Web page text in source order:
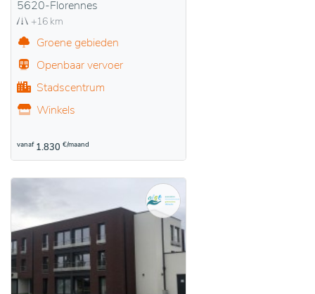
5620-Florennes
+16 km
Groene gebieden
Openbaar vervoer
Stadscentrum
Winkels
vanaf 1.830 €/maand